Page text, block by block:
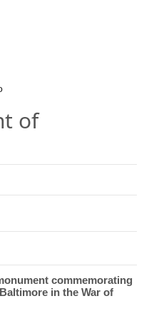
of
commemorating
in the War of